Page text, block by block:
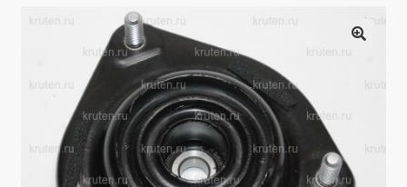
Политика в отношении обработки персональных
данных
Производители
Юридические данные